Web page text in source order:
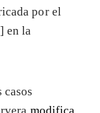
por el
en la
casos
modifica